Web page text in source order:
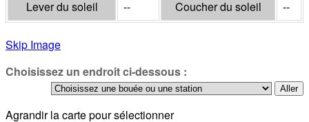
Lever du soleil -- Coucher du soleil --
Skip Image
Choisissez un endroit ci-dessous :
Agrandir la carte pour sélectionner